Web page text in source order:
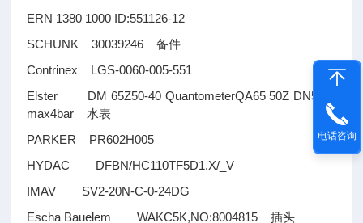
ERN 1380 1000 ID:551126-12
SCHUNK 30039246备件
Contrinex LGS-0060-005-551
Elster DM 65Z50-40 QuantometerQA65 50Z DN50 P
max4bar 水表
PARKER PR602H005
HYDAC DFBN/HC110TF5D1.X/_V
IMAV SV2-20N-C-0-24DG
Escha Bauelem WAKC5K,NO:8004815插头
电话咨询